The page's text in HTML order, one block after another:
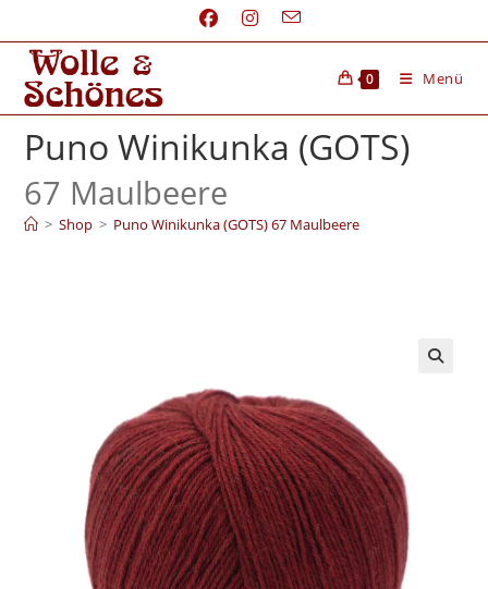
0 Menü
Puno Winikunka (GOTS)
67 Maulbeere
> Shop > Puno Winikunka (GOTS) 67 Maulbeere